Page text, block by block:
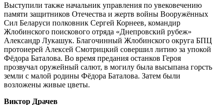
Выступили также начальник управления по увековечению
памяти защитников Отечества и жертв войны Вооружённых
Сил Беларуси полковник Сергей Корнеев, командир
Жлобинского поискового отряда «Днепровский рубеж»
Александр Лукашук. Благочинный Жлобинского округа БПЦ
протоиерей Алексей Смотрицкий совершил литию за упокой
Фёдора Баталова. Во время предания останков Героя
прозвучал оружейный салют, в могилу была высыпана горсть
земли с малой родины Фёдора Баталова. Затем были
возложены живые цветы.
Виктор Драчев